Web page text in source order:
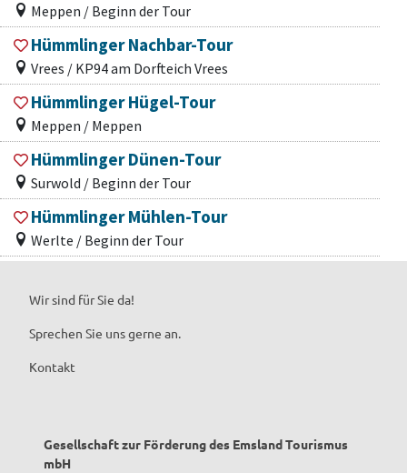
Meppen / Beginn der Tour
Hümmlinger Nachbar-Tour
Vrees / KP94 am Dorfteich Vrees
Hümmlinger Hügel-Tour
Meppen / Meppen
Hümmlinger Dünen-Tour
Surwold / Beginn der Tour
Hümmlinger Mühlen-Tour
Werlte / Beginn der Tour
Wir sind für Sie da!
Sprechen Sie uns gerne an.
Kontakt
Gesellschaft zur Förderung des Emsland Tourismus
mbH